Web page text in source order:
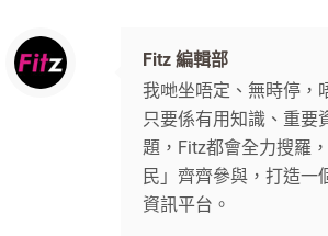
Fitz 編輯部
我哋坐唔定、無時停，
只要係有用知識、重要
題，Fitz都會全力搜羅
民」齊齊參與，打造一
資訊平台。